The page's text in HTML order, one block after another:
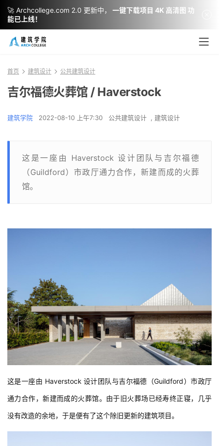
首页 建筑设计 公共建筑设计
吉尔福德火葬馆 / Haverstock
建筑学院 2022-08-10 上午7:30 公共建筑设计 , 建筑设计
这是一座由 Haverstock 设计团队与吉尔福德
（Guildford）市政厅通力合作，新建而成的火葬
馆。
这是一座由 Haverstock 设计团队与吉尔福德（Guildford）市政厅
通力合作，新建而成的火葬馆。由于旧火葬场已经寿终正寝，几乎
没有改造的余地，于是便有了这个除旧更新的建筑项目。
🚀 Archcollege.com 2.0 更新中，
一键下载项目 4K 高清图 功
能已上线！